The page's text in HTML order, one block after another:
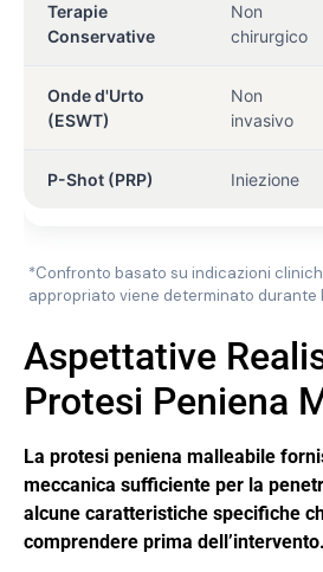
Terapie
Conservative
Non
chirurgico
Onde d'Urto
(ESWT)
Non
invasivo
P-Shot (PRP) Iniezione
*Confronto basato su indicazioni
appropriato viene determinato durante
Aspettative
Protesi Peniena
La protesi peniena malleabile
meccanica sufficiente per la
alcune caratteristiche specifiche
comprendere prima dell’intervento.